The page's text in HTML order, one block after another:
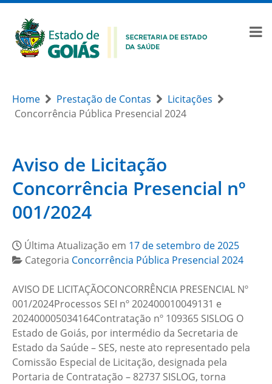
Home Prestação de Contas
Licitações
Concorrência Pública Presencial 2024
Aviso de Licitação
Concorrência Presencial nº
001/2024
Última Atualização em 17 de setembro de 2025
Categoria Concorrência Pública Presencial 2024
AVISO DE LICITAÇÃOCONCORRÊNCIA PRESENCIAL Nº
001/2024Processos SEI nº 202400010049131 e
202400005034164Contratação nº 109365 SISLOG O
Estado de Goiás, por intermédio da Secretaria de
Estado da Saúde – SES, neste ato representado pela
Comissão Especial de Licitação, designada pela
Portaria de Contratação – 82737 SISLOG, torna